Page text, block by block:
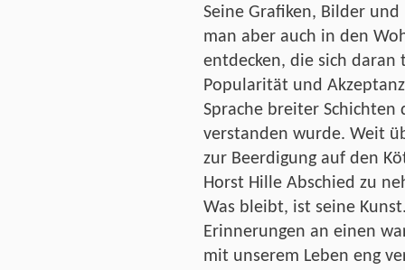
Seine Grafiken, Bilder
man aber auch in den
entdecken, die sich daran
Popularität und
Sprache breiter Schichten
verstanden wurde. Weit
zur Beerdigung auf den
Horst Hille Abschied zu
Was bleibt, ist seine
Erinnerungen an einen
mit unserem Leben eng